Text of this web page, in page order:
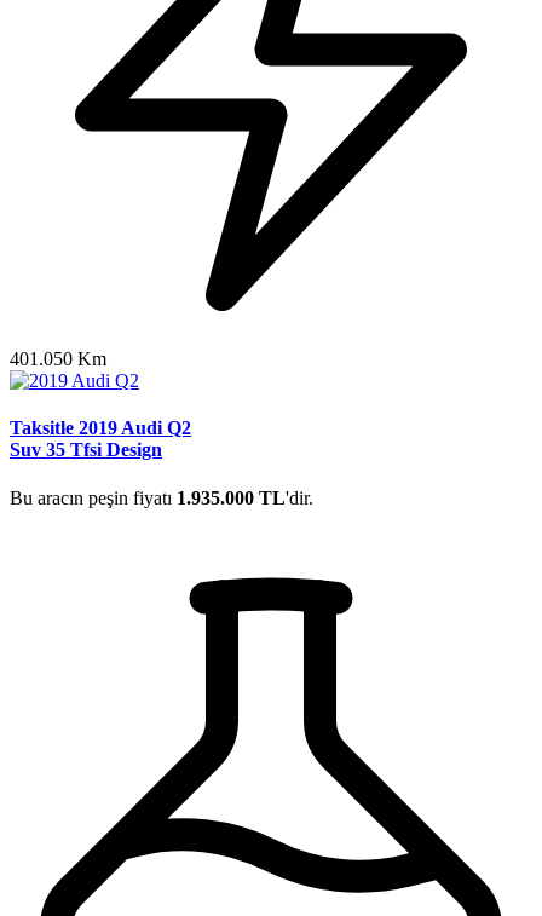
401.050 Km
Taksitle 2019 Audi Q2
Suv 35 Tfsi Design
Bu aracın peşin fiyatı 1.935.000 TL'dir.